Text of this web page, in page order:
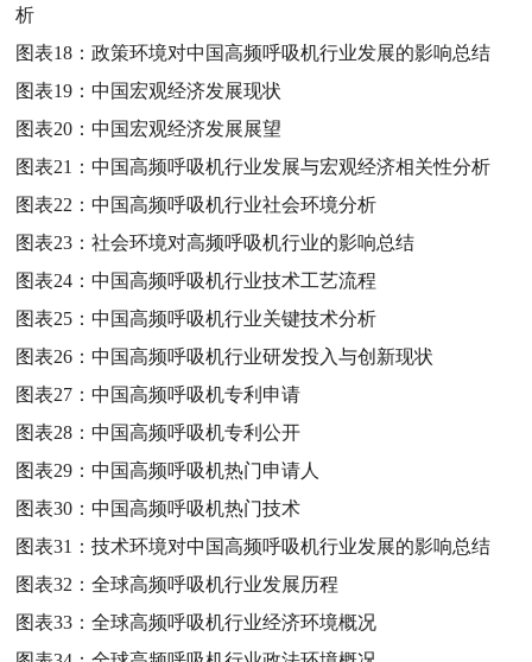
析
图表18：政策环境对中国高频呼吸机行业发展的影响总结
图表19：中国宏观经济发展现状
图表20：中国宏观经济发展展望
图表21：中国高频呼吸机行业发展与宏观经济相关性分析
图表22：中国高频呼吸机行业社会环境分析
图表23：社会环境对高频呼吸机行业的影响总结
图表24：中国高频呼吸机行业技术工艺流程
图表25：中国高频呼吸机行业关键技术分析
图表26：中国高频呼吸机行业研发投入与创新现状
图表27：中国高频呼吸机专利申请
图表28：中国高频呼吸机专利公开
图表29：中国高频呼吸机热门申请人
图表30：中国高频呼吸机热门技术
图表31：技术环境对中国高频呼吸机行业发展的影响总结
图表32：全球高频呼吸机行业发展历程
图表33：全球高频呼吸机行业经济环境概况